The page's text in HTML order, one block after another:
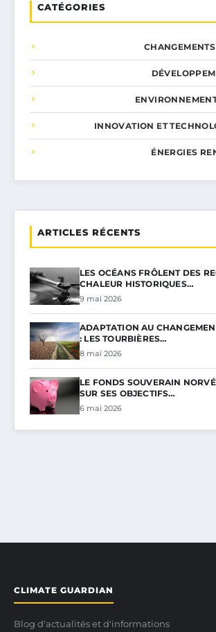
CATÉGORIES
INNOVATION ET
ÉNERGIES
ARTICLES RÉCENTS
LES OCÉANS FRÔLENT DES
CHALEUR HISTORIQUES…
9 mai 2026
ADAPTATION AU
: LES TOURBIÈRES…
8 mai 2026
LE FONDS SOUVERAIN
SUR SES OBJECTIFS…
6 mai 2026
CLIMATE GUARDIAN
Blog d'actualités et d'informations